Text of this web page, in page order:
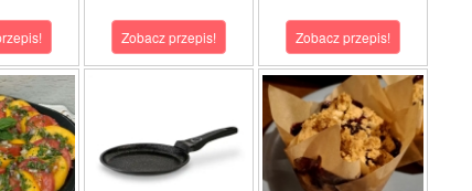
Zobacz przepis! Zobacz przepis!